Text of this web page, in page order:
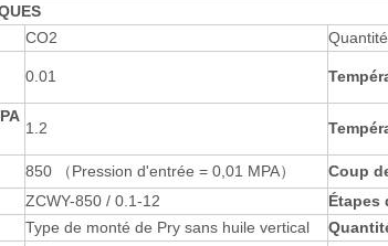
CO2 Quantité
0.01
1.2
850 （Pression d'entrée = 0,01 MPA） Coup
ZCWY-850 / 0.1-12 Étapes
Type de monté de Pry sans huile vertical